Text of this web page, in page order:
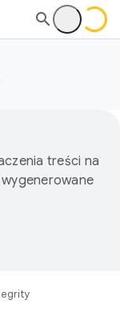
treści na